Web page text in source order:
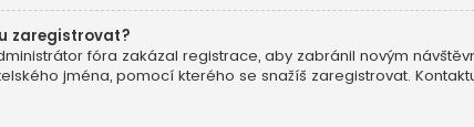
zaregistrovat?
fóra zakázal registrace, aby zabránil novým
jména, pomocí kterého se snažíš zaregistrovat.